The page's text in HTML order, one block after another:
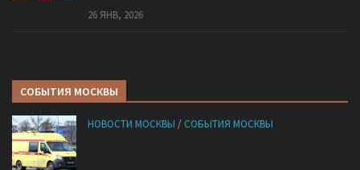
26 ЯНВ, 2026
СОБЫТИЯ МОСКВЫ
НОВОСТИ МОСКВЫ / СОБЫТИЯ МОСКВЫ